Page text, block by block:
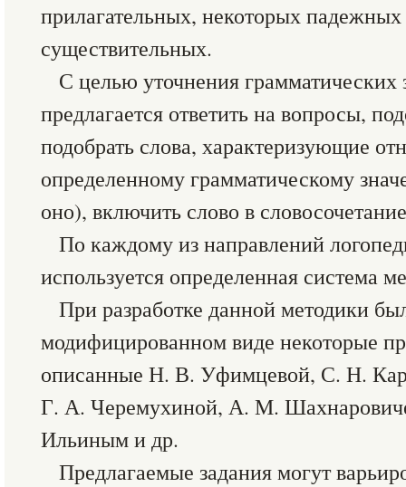
прилагательных, некоторых падежных
существительных.
С целью уточнения грамматических
предлагается ответить на вопросы,
подобрать слова, характеризующие
определенному грамматическому
оно), включить слово в
По каждому из направлений
используется определенная система
При разработке данной методики
модифицированном виде некоторые
описанные Н. В. Уфимцевой, С. Н.
Г. А. Черемухиной, А. М.
Ильиным и др.
Предлагаемые задания могут